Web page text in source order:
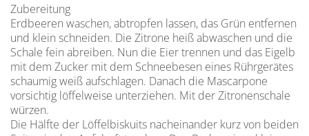
Zubereitung
Erdbeeren waschen, abtropfen lassen, das Grün entfernen
und klein schneiden. Die ­Zitrone heiß abwaschen und die
Schale fein abreiben. Nun die Eier trennen und ­das ­Eigelb
mit dem Zucker mit dem Schneebesen eines Rührgerätes
schaumig weiß aufschlagen. Danach die Mascarpone
vorsichtig löffelweise unterziehen. Mit der Zitronenschale
würzen.
Die Hälfte der Löffelbiskuits nacheinander kurz von beiden